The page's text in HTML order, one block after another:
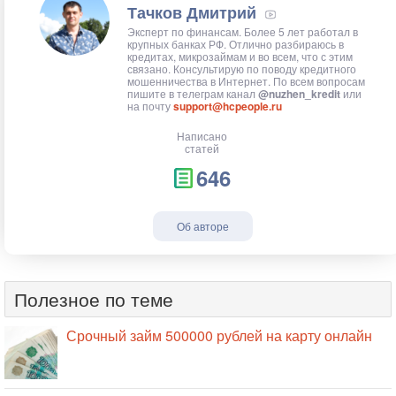
Тачков Дмитрий
Эксперт по финансам. Более 5 лет работал в
крупных банках РФ. Отлично разбираюсь в
кредитах, микрозаймам и во всем, что с этим
связано. Консультирую по поводу кредитного
мошенничества в Интернет. По всем вопросам
пишите в телеграм канал @nuzhen_kredit или
на почтуsupport@hcpeople.ru
Написано
статей
646
Об авторе
Полезное по теме
Срочный займ 500000 рублей на карту онлайн